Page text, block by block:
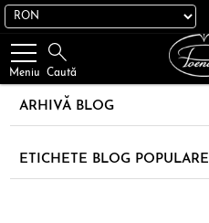
Meniu Caută
ARHIVĂ BLOG
ETICHETE BLOG POPULARE